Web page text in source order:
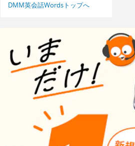
DMM英会話Wordsトップへ